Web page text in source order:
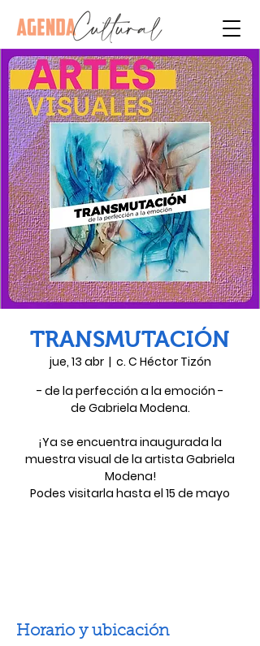
TRANSMUTACIÓN
jue, 13 abr
  |
c. C Héctor Tizón
- de la perfección a la emoción -
de Gabriela Modena.
¡Ya se encuentra inaugurada la
muestra visual de la artista Gabriela
Modena!
Horario y ubicación